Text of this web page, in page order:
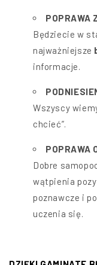
POPRAWA
Będziecie w
najważniejsze
informacje.
Wszyscy
chcieć”.
POPRAWA
Dobre
wątpienia
poznawcze i
uczenia się.